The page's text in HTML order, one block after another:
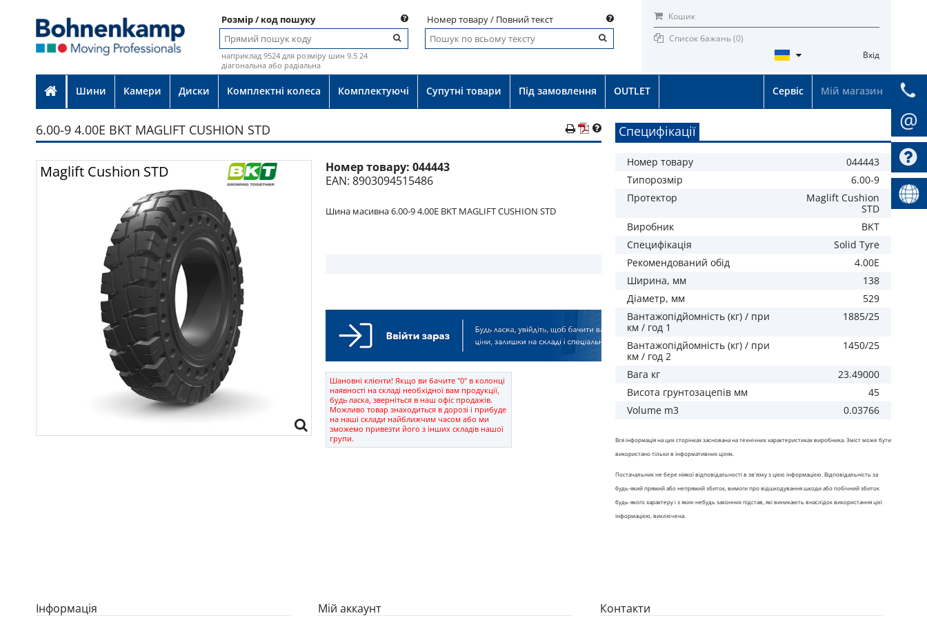
Номер товару / Повний текст
Розмір / код пошуку
наприклад 9524 для розміру шин 9.5 24
діагональна або радіальна
Кошик
Список бажань (0)
Вхід
Шини Камери Диски Комплектні колеса Комплектуючі Супутні товари Під замовлення OUTLET Мій магазин
Сервіс
6.00-9 4.00E BKT MAGLIFT CUSHION STD
Maglift Cushion STD Номер товару: 044443
EAN: 8903094515486
Шина масивна 6.00-9 4.00E BKT MAGLIFT CUSHION STD
Шановні клієнти! Якщо ви бачите "0" в колонці
наявності на складі необхідної вам продукції,
будь ласка, зверніться в наш офіс продажів.
Можливо товар знаходиться в дорозі і прибуде
на наші склади найближчим часом або ми
зможемо привезти його з інших складів нашої
групи.
Специфікації
Номер товару
044443
Типорозмір
6.00-9
Протектор
Maglift Cushion
STD
Виробник
BKT
Специфiкацiя
Solid Tyre
Рекомендований обід
4.00E
Ширина, мм
138
Діаметр, мм
529
Вантажопідйомність (кг) / при
км / год 1
1885/25
Вантажопідйомність (кг) / при
км / год 2
1450/25
Вага кг
23.49000
Висота грунтозацепів мм
45
Volume m3
0.03766
Вся інформація на цих сторінках заснована на технічних характеристиках виробника. Зміст може бути
використано тільки в інформативних цілях.
Постачальник не бере ніякої відповідальності в зв'язку з цією інформацією. Відповідальність за
будь-який прямий або непрямий збиток, вимоги про відшкодування шкоди або побічний збиток
будь-якого характеру і з яких-небудь законних підстав, які виникають внаслідок використання цієї
інформацією, виключена.
Iнформація Мій аккаунт Контакти
@